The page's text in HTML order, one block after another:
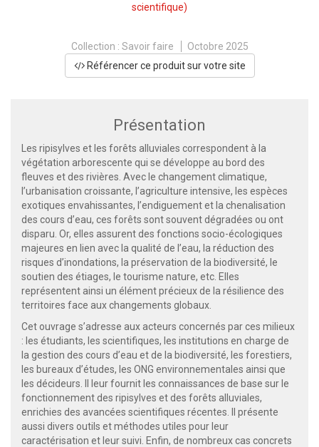
scientifique)
Collection : Savoir faire
Octobre 2025
Référencer ce produit sur votre site
Présentation
Les ripisylves et les forêts alluviales correspondent à la
végétation arborescente qui se développe au bord des
fleuves et des rivières. Avec le changement climatique,
l’urbanisation croissante, l’agriculture intensive, les espèces
exotiques envahissantes, l’endiguement et la chenalisation
des cours d’eau, ces forêts sont souvent dégradées ou ont
disparu. Or, elles assurent des fonctions socio-écologiques
majeures en lien avec la qualité de l’eau, la réduction des
risques d’inondations, la préservation de la biodiversité, le
soutien des étiages, le tourisme nature, etc. Elles
représentent ainsi un élément précieux de la résilience des
territoires face aux changements globaux.
Cet ouvrage s’adresse aux acteurs concernés par ces milieux
: les étudiants, les scientifiques, les institutions en charge de
la gestion des cours d’eau et de la biodiversité, les forestiers,
les bureaux d’études, les ONG environnementales ainsi que
les décideurs. Il leur fournit les connaissances de base sur le
fonctionnement des ripisylves et des forêts alluviales,
enrichies des avancées scientifiques récentes. Il présente
aussi divers outils et méthodes utiles pour leur
caractérisation et leur suivi. Enfin, de nombreux cas concrets